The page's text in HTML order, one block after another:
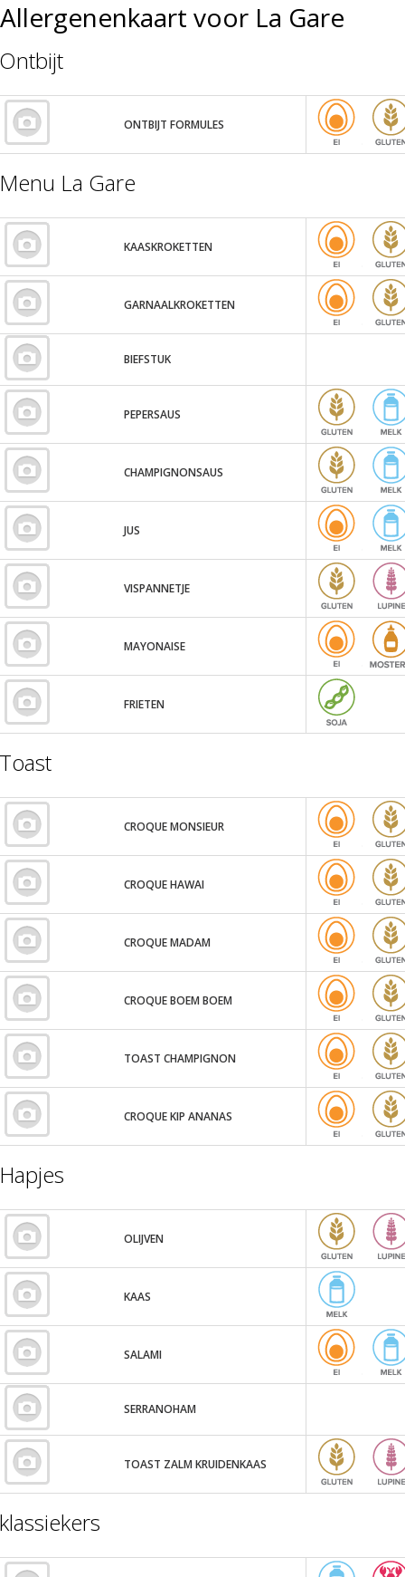
Allergenenkaart voor La Gare
Ontbijt
ONTBIJT FORMULES
Menu La Gare
KAASKROKETTEN
GARNAALKROKETTEN
BIEFSTUK
PEPERSAUS
CHAMPIGNONSAUS
JUS
VISPANNETJE
MAYONAISE
FRIETEN
Toast
CROQUE MONSIEUR
CROQUE HAWAI
CROQUE MADAM
CROQUE BOEM BOEM
TOAST CHAMPIGNON
CROQUE KIP ANANAS
Hapjes
OLIJVEN
KAAS
SALAMI
SERRANOHAM
TOAST ZALM KRUIDENKAAS
klassiekers